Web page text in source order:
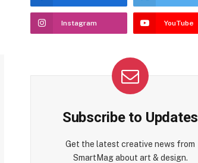
Instagram YouTube
Subscribe to Updates
Get the latest creative news from
SmartMag about art & design.